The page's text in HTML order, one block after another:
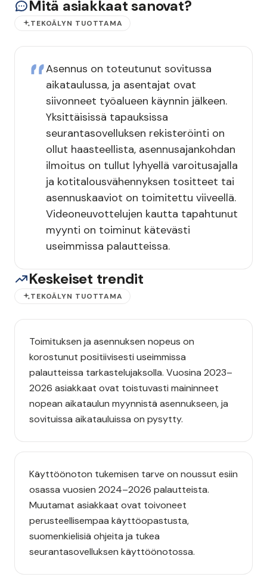
Mitä asiakkaat sanovat?
TEKOÄLYN TUOTTAMA
Asennus on toteutunut sovitussa
aikataulussa, ja asentajat ovat
siivonneet työalueen käynnin jälkeen.
Yksittäisissä tapauksissa
seurantasovelluksen rekisteröinti on
ollut haasteellista, asennusajankohdan
ilmoitus on tullut lyhyellä varoitusajalla
ja kotitalousvähennyksen tositteet tai
asennuskaaviot on toimitettu viiveellä.
Videoneuvottelujen kautta tapahtunut
myynti on toiminut kätevästi
useimmissa palautteissa.
Keskeiset trendit
TEKOÄLYN TUOTTAMA
Toimituksen ja asennuksen nopeus on
korostunut positiivisesti useimmissa
palautteissa tarkastelujaksolla. Vuosina 2023–
2026 asiakkaat ovat toistuvasti maininneet
nopean aikataulun myynnistä asennukseen, ja
sovituissa aikatauluissa on pysytty.
Käyttöönoton tukemisen tarve on noussut esiin
osassa vuosien 2024–2026 palautteista.
Muutamat asiakkaat ovat toivoneet
perusteellisempaa käyttöopastusta,
suomenkielisiä ohjeita ja tukea
seurantasovelluksen käyttöönotossa.